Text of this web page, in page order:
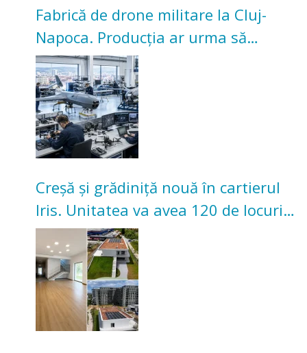
Fabrică de drone militare la Cluj-
Napoca. Producția ar urma să
înceapă în toamna acestui an
Creșă și grădiniță nouă în cartierul
Iris. Unitatea va avea 120 de locuri
pentru copii